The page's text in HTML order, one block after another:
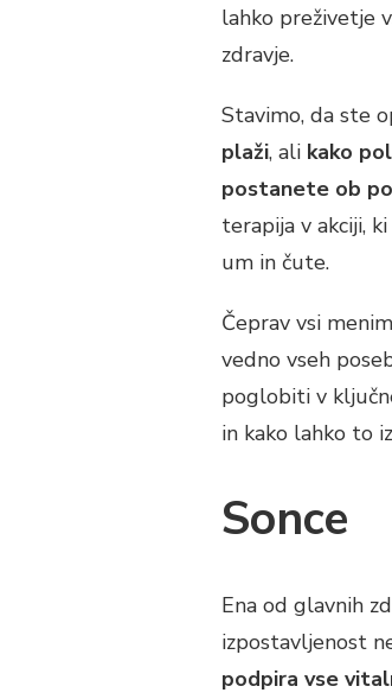
lahko preživetje
zdravje.
Stavimo, da ste
plaži, ali kako
postanete ob
terapija v akciji,
um in čute.
Čeprav vsi
vedno vseh
poglobiti v
in kako lahko to
Sonce
Ena od glavnih
izpostavljenost
podpira vse